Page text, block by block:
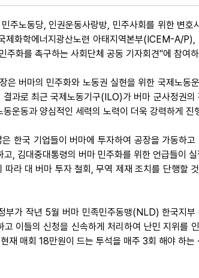
주노동당, 인권운동사랑방, 민주사회를 위한 변
제화학에너지광산노련 아태지역본부(ICEM-A/
주화를 촉구하는 사회단체 공동 기자회견"에 참여
은 버마의 민주화와 노동권 실현을 위한 국제노동
과로 최근 국제노동기구(ILO)가 버마 군사정권
운동과 양심적인 세력의 노력이 더욱 강력하게 진
한국 기업들이 버마에 투자하여 공장을 가동하
, 김대중대통령의 버마 민주화를 위한 언급들이
라 대 버마 투자 철회, 무역 제재 조치를 단행할
부가 작년 5월 버마 민족민주동맹(NLD) 한국지
고 이들의 신청을 신속하게 처리하여 난민 지위를
재 매회 18만원이 드는 투석을 매주 3회 해야 하는